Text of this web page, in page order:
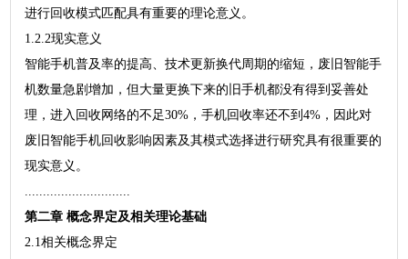
进行回收模式匹配具有重要的理论意义。
1.2.2现实意义
智能手机普及率的提高、技术更新换代周期的缩短，废旧智能手
机数量急剧增加，但大量更换下来的旧手机都没有得到妥善处
理，进入回收网络的不足30%，手机回收率还不到4%，因此对
废旧智能手机回收影响因素及其模式选择进行研究具有很重要的
现实意义。
第二章 概念界定及相关理论基础
2.1相关概念界定